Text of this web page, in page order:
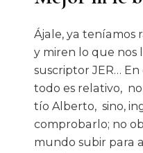
Ájale, ya teníamos
y miren lo que nos
suscriptor JER…
todo es relativo,
tío Alberto, sino,
comprobarlo; no
mundo subir para